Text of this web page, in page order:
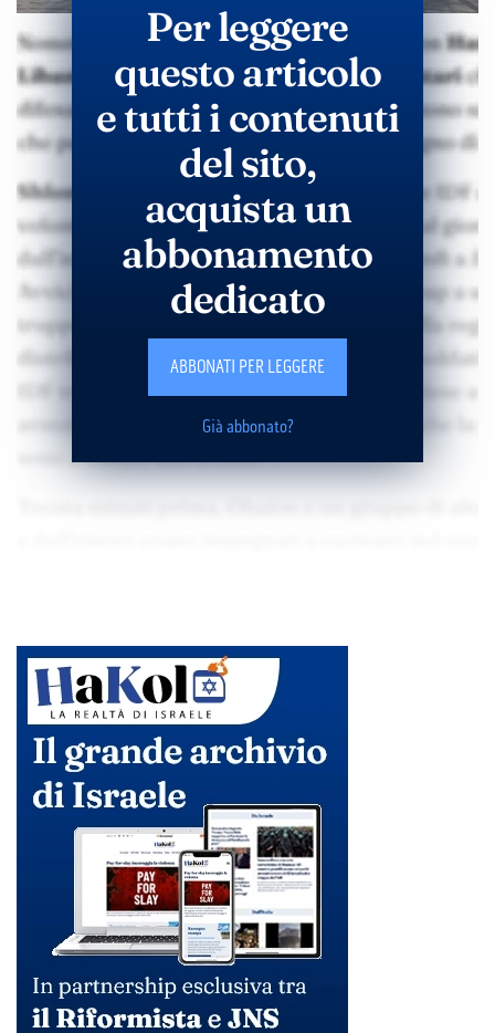
Per leggere
questo articolo
e tutti i contenuti
del sito,
acquista un
abbonamento
dedicato
ABBONATI PER LEGGERE
Già abbonato?